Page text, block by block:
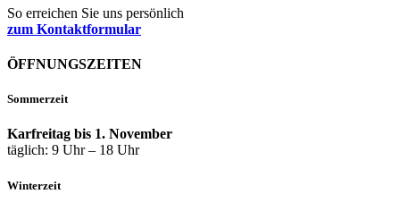
So erreichen Sie uns persönlich
zum Kontaktformular
ÖFFNUNGSZEITEN
Sommerzeit
Karfreitag bis 1. November
täglich: 9 Uhr – 18 Uhr
Winterzeit